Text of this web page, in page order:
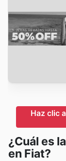
Haz clic
¿Cuál es
en Fiat?